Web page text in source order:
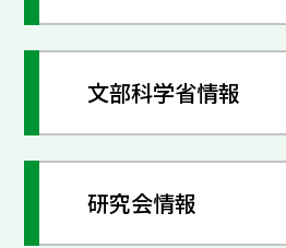
文部科学省情報
研究会情報